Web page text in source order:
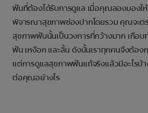
ฟันที่ต้องได้รับการดูแล เมื่อคุณลองมองใ
พิจารณาสุขภาพช่องปากโดยรวม คุณจะต
สุขภาพฟันนั้นเป็นวงการที่กว้างมาก เกือ
ฟัน เหงือก และลิ้น ดังนั้นเราทุกคนจึงต้อง
แต่การดูแลสุขภาพฟันแท้จริงแล้วมีอะไรบ้
ต่อคุณอย่างไร